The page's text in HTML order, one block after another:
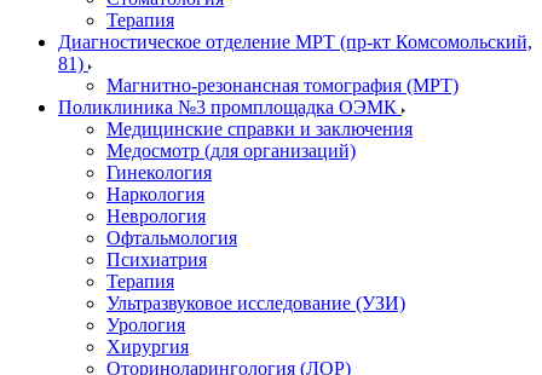
Терапия
Диагностическое отделение МРТ (пр-кт Комсомольский,
81)
Магнитно-резонансная томография (МРТ)
Поликлиника №3 промплощадка ОЭМК
Медицинские справки и заключения
Медосмотр (для организаций)
Гинекология
Наркология
Неврология
Офтальмология
Психиатрия
Терапия
Ультразвуковое исследование (УЗИ)
Урология
Хирургия
Оториноларингология (ЛОР)